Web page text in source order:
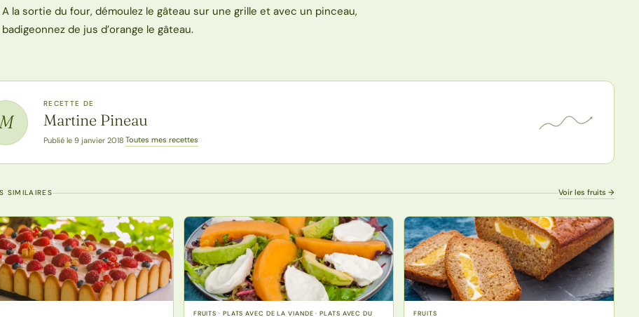
A la sortie du four, démoulez le gâteau sur une grille et avec un pinceau,
badigeonnez de jus d’orange le gâteau.
RECETTE DE
Martine Pineau
Publié le 9 janvier 2018·Toutes mes recettes
SIMILAIRES Voir les fruits →
FRUITS · PLATS AVEC DE LA VIANDE · PLATS AVEC DU
FRUITS